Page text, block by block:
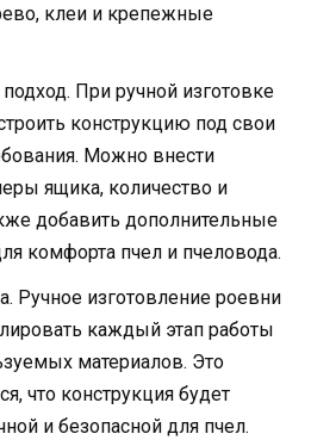
клеи и крепежные
При ручной изготовке
конструкцию под свои
Можно внести
ящика, количество и
добавить дополнительные
комфорта пчел и пчеловода.
Ручное изготовление роевни
каждый этап работы
материалов. Это
что конструкция будет
и безопасной для пчел.